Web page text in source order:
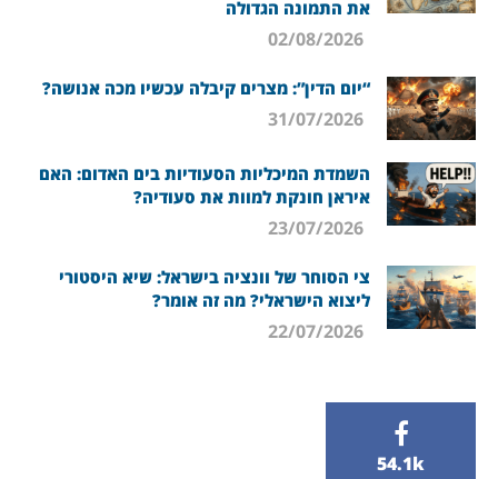
את התמונה הגדולה
“יום הדין”: מצרים קיבלה עכשיו מכה אנושה?
השמדת המיכליות הסעודיות בים האדום: האם
איראן חונקת למוות את סעודיה?
צי הסוחר של וונציה בישראל: שיא היסטורי
ליצוא הישראלי? מה זה אומר?
54.1k